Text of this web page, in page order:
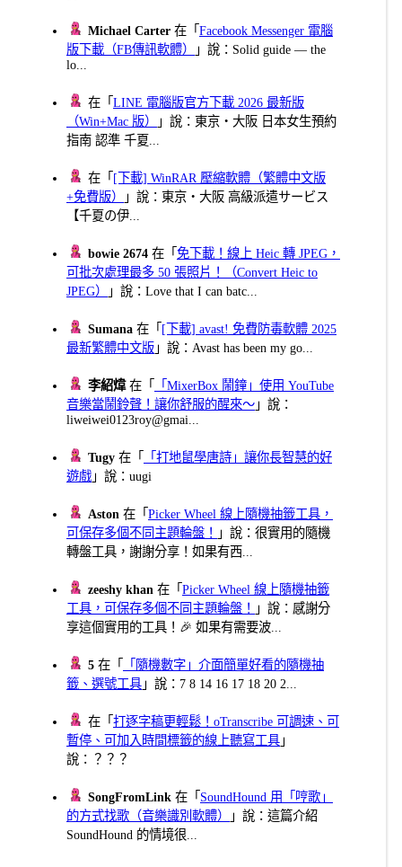
Michael Carter 在「Facebook Messenger 電腦
版下載（FB傳訊軟體）
」說：Solid guide — the
lo...
在「LINE 電腦版官方下載 2026 最新版
（Win+Mac 版）
」說：東京・大阪 日本女生預約
指南 認準 千夏...
在「 [下載] WinRAR 壓縮軟體（繁體中文版
+免費版）
」說：東京・大阪 高級派遣サービス
【千夏の伊...
bowie 2674 在「免下載！線上 Heic 轉 JPEG，
可批次處理最多 50 張照片！（Convert Heic to
JPEG）
」說：Love that I can batc...
Sumana 在「 [下載] avast! 免費防毒軟體 2025
最新繁體中文版 」說：Avast has been my go...
李紹煒在「
「MixerBox 鬧鐘」使用 YouTube
音樂當鬧鈴聲！讓你舒服的醒來～ 」說：
liweiwei0123roy@gmai...
Tugy 在「
「打地鼠學唐詩」讓你長智慧的好
遊戲 」說：uugi
Aston 在「Picker Wheel 線上隨機抽籤工具，
可保存多個不同主題輪盤！
」說：很實用的隨機
轉盤工具，謝謝分享！如果有西...
zeeshy khan 在「Picker Wheel 線上隨機抽籤
工具，可保存多個不同主題輪盤！
」說：感謝分
享這個實用的工具！🎉 如果有需要波...
5 在「
「隨機數字」介面簡單好看的隨機抽
籤、選號工具 」說：7 8 14 16 17 18 20 2...
在「打逐字稿更輕鬆！oTranscribe 可調速、可
暫停、可加入時間標籤的線上聽寫工具 」
說：？？？
SongFromLink 在「 SoundHound 用「哼歌」
的方式找歌（音樂識別軟體）
」說：這篇介紹
SoundHound 的情境很...